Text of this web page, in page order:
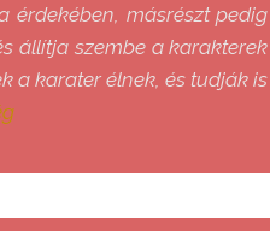
érdekében, másrészt pedig
állítja szembe a karakterek
a karater élnek, és tudják is